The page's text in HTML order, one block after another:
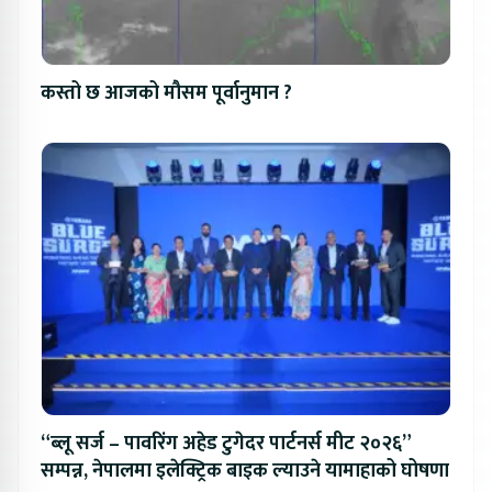
कस्तो छ आजको मौसम पूर्वानुमान ?
“ब्लू सर्ज – पावरिंग अहेड टुगेदर पार्टनर्स मीट २०२६”
सम्पन्न, नेपालमा इलेक्ट्रिक बाइक ल्याउने यामाहाको घोषणा